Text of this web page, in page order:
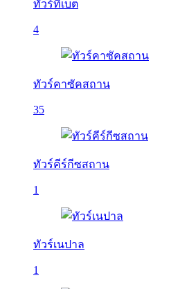
ทัวร์ทิเบต
4
ทัวร์คาซัคสถาน
35
ทัวร์คีร์กีซสถาน
1
ทัวร์เนปาล
1